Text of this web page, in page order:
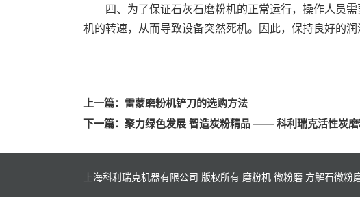
四、为了保证石灰石磨粉机的正常运行，操作人员
机的转速，从而导致设备突然死机。因此，保持良好的
上一篇： 雷蒙磨粉机铲刀的选购方法
下一篇： 聚力绿色发展 智造炭粉精品 —— 科利瑞克活性炭
上海科利瑞克机器有限公司 版权所有 磨粉机 微粉磨 方解石微粉